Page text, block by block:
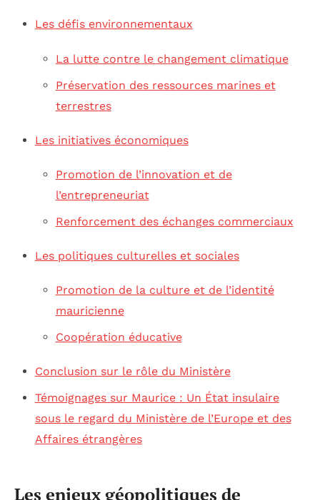
Les défis environnementaux
La lutte contre le changement climatique
Préservation des ressources marines et
terrestres
Les initiatives économiques
Promotion de l’innovation et de
l’entrepreneuriat
Renforcement des échanges commerciaux
Les politiques culturelles et sociales
Promotion de la culture et de l’identité
mauricienne
Coopération éducative
Conclusion sur le rôle du Ministère
Témoignages sur Maurice : Un État insulaire
sous le regard du Ministère de l’Europe et des
Affaires étrangères
Les enjeux géopolitiques de